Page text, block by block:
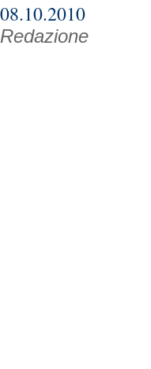
08.10.2010
Redazione